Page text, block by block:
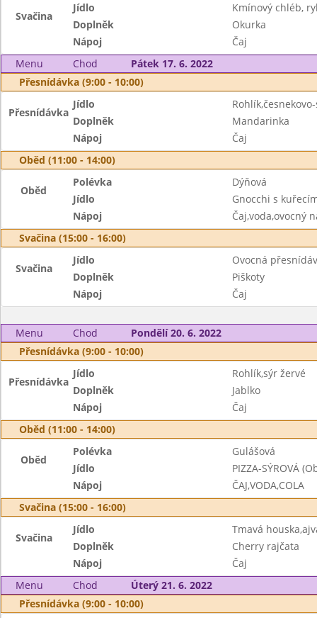
Svačina
Jídlo
Kmínový chléb,
Doplněk
Okurka
Nápoj
Čaj
Menu
Chod
Pátek 17. 6. 2022
Přesnídávka (9:00 - 10:00)
Přesnídávka
Jídlo
Doplněk
Mandarinka
Nápoj
Čaj
Oběd (11:00 - 14:00)
Oběd
Polévka
Dýňová
Jídlo
Gnocchi s
Nápoj
Čaj,voda,ovocný
Svačina (15:00 - 16:00)
Svačina
Jídlo
Ovocná
Doplněk
Piškoty
Nápoj
Čaj
Menu Chod
Pondělí 20. 6. 2022
Přesnídávka (9:00 - 10:00)
Přesnídávka
Jídlo
Rohlík,sýr žervé
Doplněk
Jablko
Nápoj
Čaj
Oběd (11:00 - 14:00)
Oběd
Polévka
Gulášová
Jídlo
PIZZA-SÝROVÁ
Nápoj
ČAJ,VODA,COLA
Svačina (15:00 - 16:00)
Svačina
Jídlo
Tmavá
Doplněk
Cherry rajčata
Nápoj
Čaj
Menu
Chod
Úterý 21. 6. 2022
Přesnídávka (9:00 - 10:00)